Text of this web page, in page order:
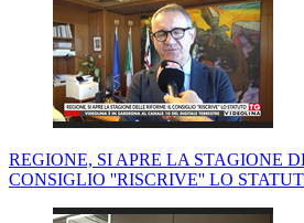
REGIONE, SI APRE LA STAGIONE
CONSIGLIO ''RISCRIVE'' LO